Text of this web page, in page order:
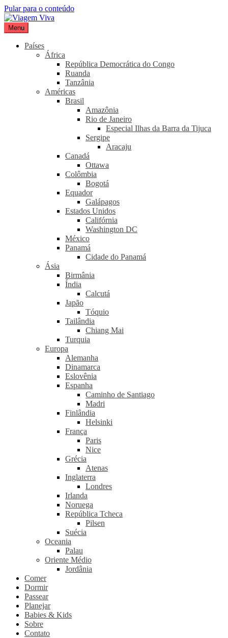
Pular para o conteúdo
Viagem Viva
Seu portal de turismo sustentável
Menu
Países
África
República Democrática do Congo
Ruanda
Tanzânia
Américas
Brasil
Amazônia
Rio de Janeiro
Especial Ilhas da Barra da Tijuca
Sergipe
Aracaju
Canadá
Ottawa
Colômbia
Bogotá
Equador
Galápagos
Estados Unidos
Califórnia
Washington DC
México
Panamá
Cidade do Panamá
Ásia
Birmânia
Índia
Calcutá
Japão
Tóquio
Tailândia
Chiang Mai
Turquia
Europa
Alemanha
Dinamarca
Eslovênia
Espanha
Caminho de Santiago
Madri
Finlândia
Helsinki
França
Paris
Nice
Grécia
Atenas
Inglaterra
Londres
Irlanda
Noruega
República Tcheca
Pilsen
Suécia
Oceania
Palau
Oriente Médio
Jordânia
Comer
Dormir
Passear
Planejar
Babies & Kids
Sobre
Contato